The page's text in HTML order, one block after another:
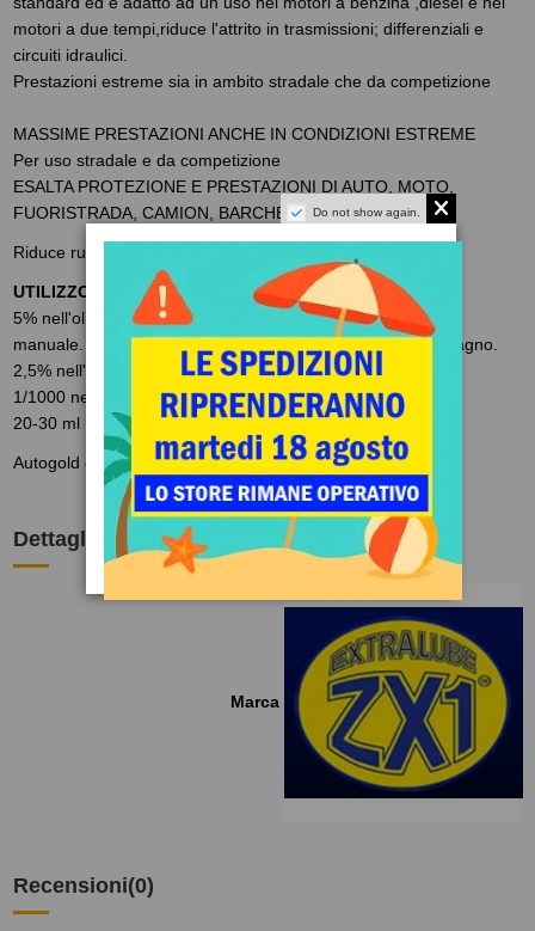
motori a due tempi,riduce l'attrito in trasmissioni; differenziali e
circuiti idraulici.
Prestazioni estreme sia in ambito stradale che da competizione
MASSIME PRESTAZIONI ANCHE IN CONDIZIONI ESTREME
Per uso stradale e da competizione
ESALTA PROTEZIONE E PRESTAZIONI DI AUTO, MOTO,
FUORISTRADA, CAMION, BARCHE, TRATTORI
Riduce rumorosità e vibrazioni.
UTILIZZO
5% nell'olio-motore (anche moto 2T-4T) e nell'olio-cambio
manuale. Stessa quantità anche nelle moto con frizioni a bagno.
2,5% nell'olio-cambio automatico
1/1000 nel carburante (diesel e benzina)
20-30 ml nell'olio servosterzo per ogni litro
Autogold è distributore esclusivo in Italia dei prodotti ZX1
Dettagli del prodotto
Marca
Recensioni(0)
Do not show again.